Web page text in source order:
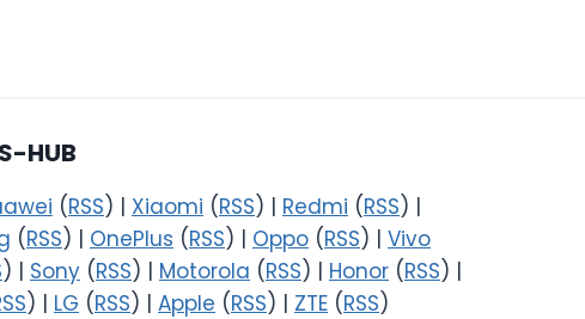
HUB
(RSS) | Xiaomi (RSS) | Redmi (RSS) |
(RSS) | OnePlus (RSS) | Oppo (RSS) | Vivo
) | Sony (RSS) | Motorola (RSS) | Honor (RSS) |
) | LG (RSS) | Apple (RSS) | ZTE (RSS)